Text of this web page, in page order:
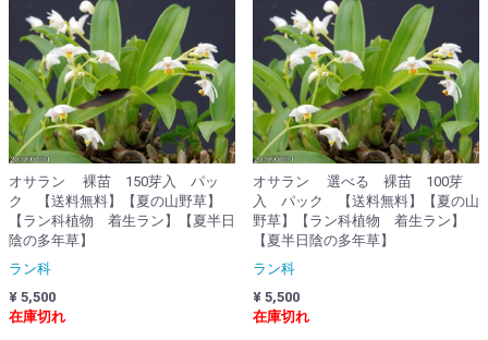
オサラン 裸苗 150芽入 パッ
ク 【送料無料】【夏の山野草】
【ラン科植物 着生ラン】【夏半日
陰の多年草】
ラン科
¥ 5,500
在庫切れ
オサラン 選べる 裸苗 100芽
入 パック 【送料無料】【夏の山
野草】【ラン科植物 着生ラン】
【夏半日陰の多年草】
ラン科
¥ 5,500
在庫切れ